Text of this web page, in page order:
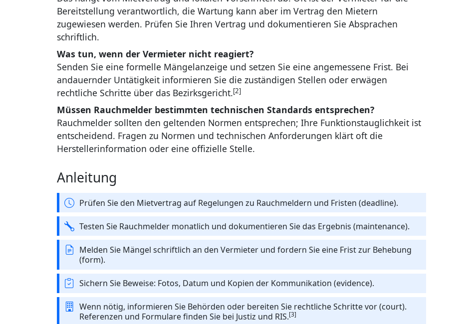
Bereitstellung verantwortlich, die Wartung kann aber im Vertrag den Mietern
zugewiesen werden. Prüfen Sie Ihren Vertrag und dokumentieren Sie Absprachen
schriftlich.
Was tun, wenn der Vermieter nicht reagiert?
Senden Sie eine formelle Mängelanzeige und setzen Sie eine angemessene Frist. Bei
andauernder Untätigkeit informieren Sie die zuständigen Stellen oder erwägen
rechtliche Schritte über das Bezirksgericht.[2]
Müssen Rauchmelder bestimmten technischen Standards entsprechen?
Rauchmelder sollten den geltenden Normen entsprechen; Ihre Funktionstauglichkeit ist
entscheidend. Fragen zu Normen und technischen Anforderungen klärt oft die
Herstellerinformation oder eine offizielle Stelle.
Anleitung
Prüfen Sie den Mietvertrag auf Regelungen zu Rauchmeldern und Fristen (deadline).
Testen Sie Rauchmelder monatlich und dokumentieren Sie das Ergebnis (maintenance).
Melden Sie Mängel schriftlich an den Vermieter und fordern Sie eine Frist zur Behebung
(form).
Sichern Sie Beweise: Fotos, Datum und Kopien der Kommunikation (evidence).
Wenn nötig, informieren Sie Behörden oder bereiten Sie rechtliche Schritte vor (court).
Referenzen und Formulare finden Sie bei Justiz und RIS.[3]